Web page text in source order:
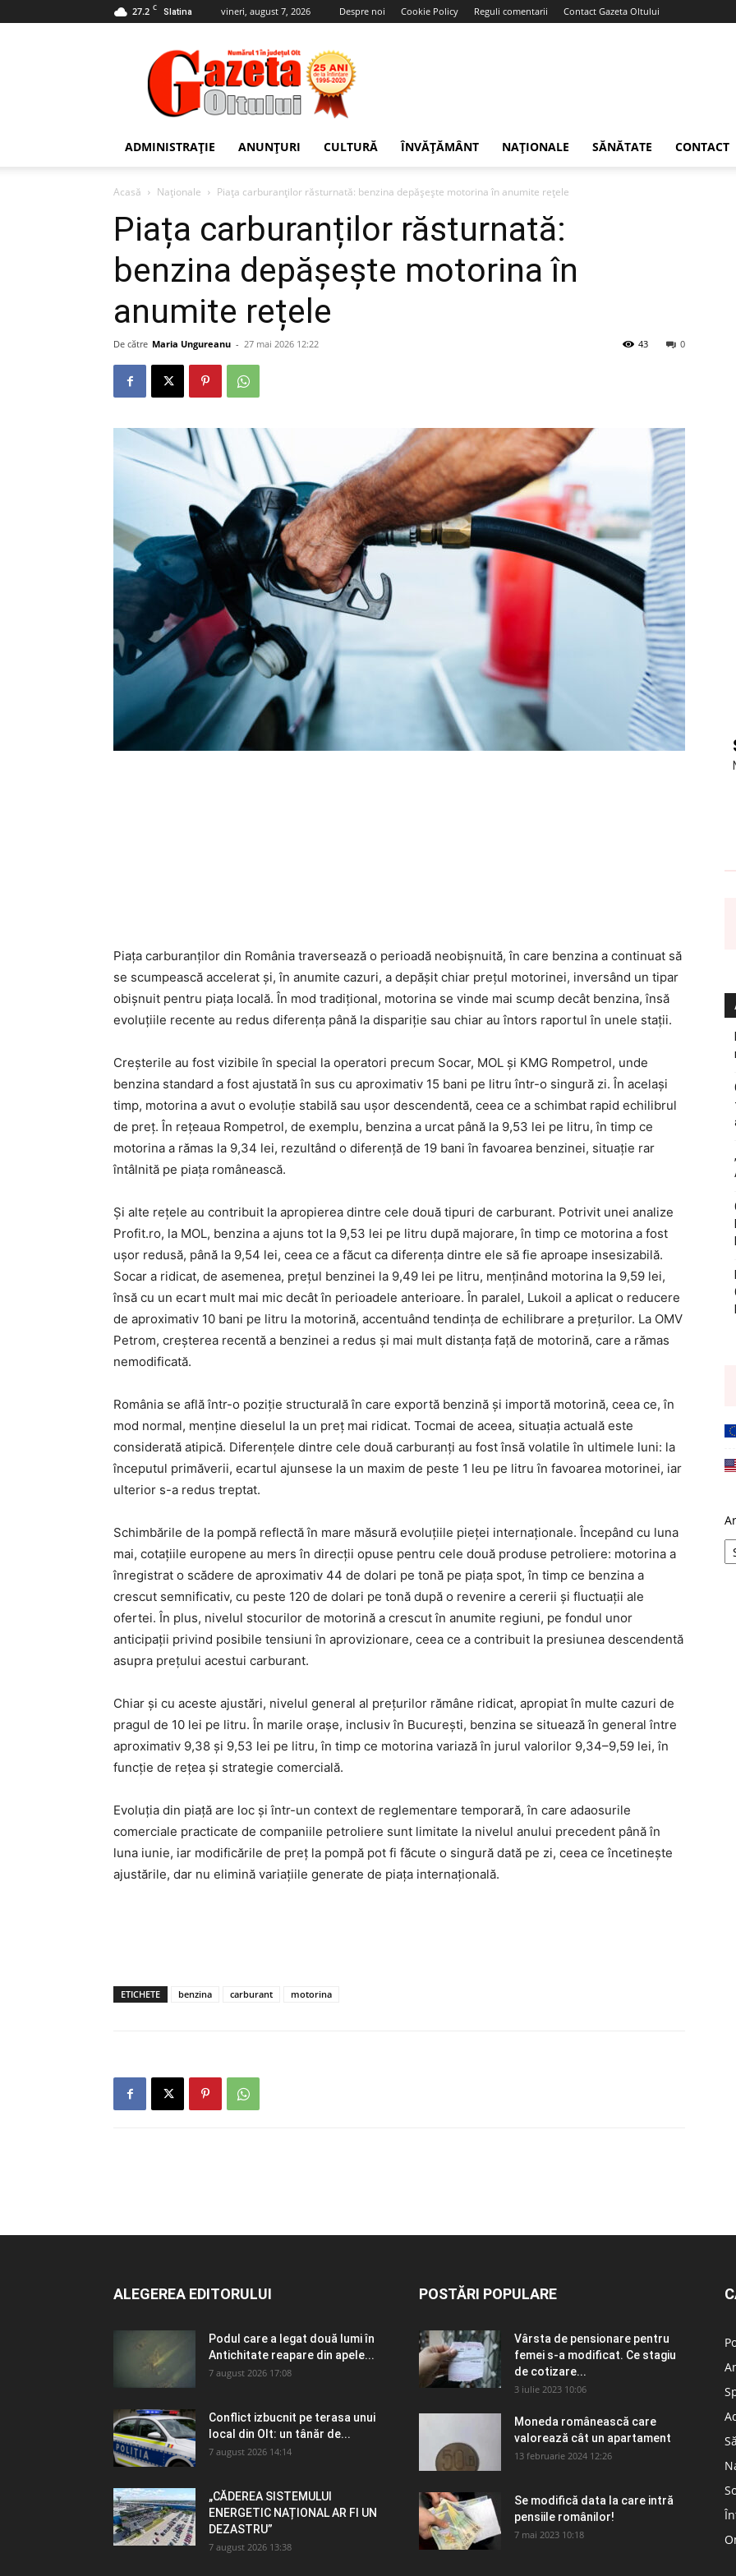
27.2 C Slatina vineri, august 7, 2026 Despre noi Cookie Policy Reguli comentarii Contact Gazeta Oltului
Gazeta
Oltului
ADMINISTRAȚIE ANUNȚURI CULTURĂ ÎNVĂȚĂMÂNT NAȚIONALE SĂNĂTATE CONTACT
Acasă Naționale Piața carburanților răsturnată: benzina depășește motorina în anumite rețele
Piața carburanților răsturnată:
benzina depășește motorina în
anumite rețele
De către Maria Ungureanu - 27 mai 2026 12:22 0
43
Piața carburanților din România traversează o perioadă neobișnuită, în care benzina a continuat să
se scumpească accelerat și, în anumite cazuri, a depășit chiar prețul motorinei, inversând un tipar
obișnuit pentru piața locală. În mod tradițional, motorina se vinde mai scump decât benzina, însă
evoluțiile recente au redus diferența până la dispariție sau chiar au întors raportul în unele stații.
Creșterile au fost vizibile în special la operatori precum Socar, MOL și KMG Rompetrol, unde
benzina standard a fost ajustată în sus cu aproximativ 15 bani pe litru într-o singură zi. În același
timp, motorina a avut o evoluție stabilă sau ușor descendentă, ceea ce a schimbat rapid echilibrul
de preț. În rețeaua Rompetrol, de exemplu, benzina a urcat până la 9,53 lei pe litru, în timp ce
motorina a rămas la 9,34 lei, rezultând o diferență de 19 bani în favoarea benzinei, situație rar
întâlnită pe piața românească.
Și alte rețele au contribuit la apropierea dintre cele două tipuri de carburant. Potrivit unei analize
Profit.ro, la MOL, benzina a ajuns tot la 9,53 lei pe litru după majorare, în timp ce motorina a fost
ușor redusă, până la 9,54 lei, ceea ce a făcut ca diferența dintre ele să fie aproape insesizabilă.
Socar a ridicat, de asemenea, prețul benzinei la 9,49 lei pe litru, menținând motorina la 9,59 lei,
însă cu un ecart mult mai mic decât în perioadele anterioare. În paralel, Lukoil a aplicat o reducere
de aproximativ 10 bani pe litru la motorină, accentuând tendința de echilibrare a prețurilor. La OMV
Petrom, creșterea recentă a benzinei a redus și mai mult distanța față de motorină, care a rămas
nemodificată.
România se află într-o poziție structurală în care exportă benzină și importă motorină, ceea ce, în
mod normal, menține dieselul la un preț mai ridicat. Tocmai de aceea, situația actuală este
considerată atipică. Diferențele dintre cele două carburanți au fost însă volatile în ultimele luni: la
începutul primăverii, ecartul ajunsese la un maxim de peste 1 leu pe litru în favoarea motorinei, iar
ulterior s-a redus treptat.
Schimbările de la pompă reflectă în mare măsură evoluțiile pieței internaționale. Începând cu luna
mai, cotațiile europene au mers în direcții opuse pentru cele două produse petroliere: motorina a
înregistrat o scădere de aproximativ 44 de dolari pe tonă pe piața spot, în timp ce benzina a
crescut semnificativ, cu peste 120 de dolari pe tonă după o revenire a cererii și fluctuații ale
ofertei. În plus, nivelul stocurilor de motorină a crescut în anumite regiuni, pe fondul unor
anticipații privind posibile tensiuni în aprovizionare, ceea ce a contribuit la presiunea descendentă
asupra prețului acestui carburant.
Chiar și cu aceste ajustări, nivelul general al prețurilor rămâne ridicat, apropiat în multe cazuri de
pragul de 10 lei pe litru. În marile orașe, inclusiv în București, benzina se situează în general între
aproximativ 9,38 și 9,53 lei pe litru, în timp ce motorina variază în jurul valorilor 9,34–9,59 lei, în
funcție de rețea și strategie comercială.
Evoluția din piață are loc și într-un context de reglementare temporară, în care adaosurile
comerciale practicate de companiile petroliere sunt limitate la nivelul anului precedent până în
luna iunie, iar modificările de preț la pompă pot fi făcute o singură dată pe zi, ceea ce încetinește
ajustările, dar nu elimină variațiile generate de piața internațională.
ETICHETE benzina carburant motorina
ALEGEREA EDITORULUI
Podul care a legat două lumi în
Antichitate reapare din apele...
7 august 2026 17:08
Conflict izbucnit pe terasa unui
local din Olt: un tânăr de...
7 august 2026 14:14
„CĂDEREA SISTEMULUI
ENERGETIC NAȚIONAL AR FI UN
DEZASTRU”
7 august 2026 13:38
POSTĂRI POPULARE
Vârsta de pensionare pentru
femei s-a modificat. Ce stagiu
de cotizare...
3 iulie 2023 10:06
Moneda românească care
valorează cât un apartament
13 februarie 2024 12:26
Se modifică data la care intră
pensiile românilor!
7 mai 2023 10:18